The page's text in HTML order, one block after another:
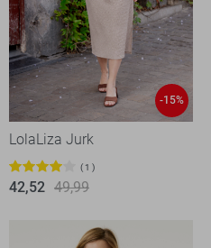
-15%
LolaLiza Jurk
1
42,52 49,99